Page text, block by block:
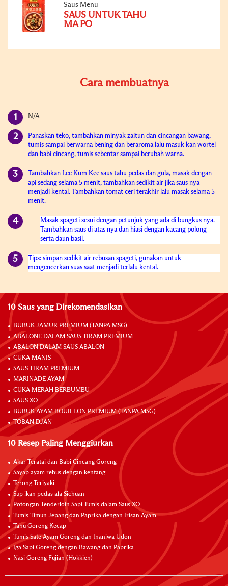
Saus Menu
SAUS UNTUK TAHU
MA PO
Cara membuatnya
N/A
Panaskan teko, tambahkan minyak zaitun dan cincangan bawang,
tumis sampai berwarna bening dan beraroma lalu masuk kan wortel
dan babi cincang, tumis sebentar sampai berubah warna.
Tambahkan Lee Kum Kee saus tahu pedas dan gula, masak dengan
api sedang selama 5 menit, tambahkan sedikit air jika saus nya
menjadi kental. Tambahkan tomat ceri terakhir lalu masak selama 5
menit.
Masak spageti sesui dengan petunjuk yang ada di bungkus nya.
Tambahkan saus di atas nya dan hiasi dengan kacang polong
serta daun basil.
Tips: simpan sedikit air rebusan spageti, gunakan untuk
mengencerkan suas saat menjadi terlalu kental.
10 Saus yang Direkomendasikan
BUBUK JAMUR PREMIUM (TANPA MSG)
ABALONE DALAM SAUS TIRAM PREMIUM
ABALON DALAM SAUS ABALON
CUKA MANIS
SAUS TIRAM PREMIUM
MARINADE AYAM
CUKA MERAH BERBUMBU
SAUS XO
BUBUK AYAM BOUILLON PREMIUM (TANPA MSG)
TOBAN DJAN
10 Resep Paling Menggiurkan
Akar Teratai dan Babi Cincang Goreng
Sayap ayam rebus dengan kentang
Terong Teriyaki
Sup ikan pedas ala Sichuan
Potongan Tenderloin Sapi Tumis dalam Saus XO
Tumis Timun Jepang dan Paprika dengan Irisan Ayam
Tahu Goreng Kecap
Tumis Sate Ayam Goreng dan Inaniwa Udon
Iga Sapi Goreng dengan Bawang dan Paprika
Nasi Goreng Fujian (Hokkien)